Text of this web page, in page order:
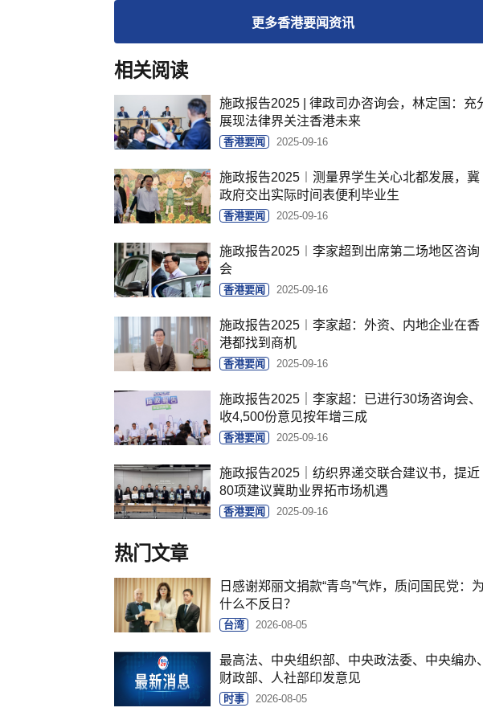
更多香港要闻资讯
相关阅读
施政报告2025 | 律政司办咨询会，林定国：充
展现法律界关注香港未来
香港要闻 2025-09-16
施政报告2025︱测量界学生关心北都发展，冀
政府交出实际时间表便利毕业生
香港要闻 2025-09-16
施政报告2025︱李家超到出席第二场地区咨询
会
香港要闻 2025-09-16
施政报告2025︱李家超：外资、内地企业在香
港都找到商机
香港要闻 2025-09-16
施政报告2025｜李家超：已进行30场咨询会、
收4,500份意见按年增三成
香港要闻 2025-09-16
施政报告2025｜纺织界递交联合建议书，提近
80项建议冀助业界拓市场机遇
香港要闻 2025-09-16
热门文章
日感谢郑丽文捐款“青鸟”气炸，质问国民党：
什么不反日？
台湾 2026-08-05
最高法、中央组织部、中央政法委、中央编办
财政部、人社部印发意见
时事 2026-08-05